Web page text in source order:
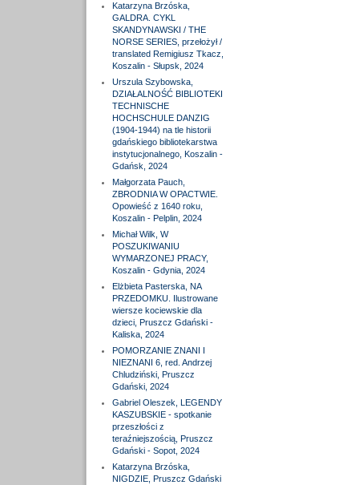
Katarzyna Brzóska,
GALDRA. CYKL
SKANDYNAWSKI / THE
NORSE SERIES, przełożył /
translated Remigiusz Tkacz,
Koszalin - Słupsk, 2024
Urszula Szybowska,
DZIAŁALNOŚĆ BIBLIOTEKI
TECHNISCHE
HOCHSCHULE DANZIG
(1904-1944) na tle historii
gdańskiego bibliotekarstwa
instytucjonalnego, Koszalin -
Gdańsk, 2024
Małgorzata Pauch,
ZBRODNIA W OPACTWIE.
Opowieść z 1640 roku,
Koszalin - Pelplin, 2024
Michał Wilk, W
POSZUKIWANIU
WYMARZONEJ PRACY,
Koszalin - Gdynia, 2024
Elżbieta Pasterska, NA
PRZEDOMKU. Ilustrowane
wiersze kociewskie dla
dzieci, Pruszcz Gdański -
Kaliska, 2024
POMORZANIE ZNANI I
NIEZNANI 6, red. Andrzej
Chludziński, Pruszcz
Gdański, 2024
Gabriel Oleszek, LEGENDY
KASZUBSKIE - spotkanie
przeszłości z
teraźniejszością, Pruszcz
Gdański - Sopot, 2024
Katarzyna Brzóska,
NIGDZIE, Pruszcz Gdański